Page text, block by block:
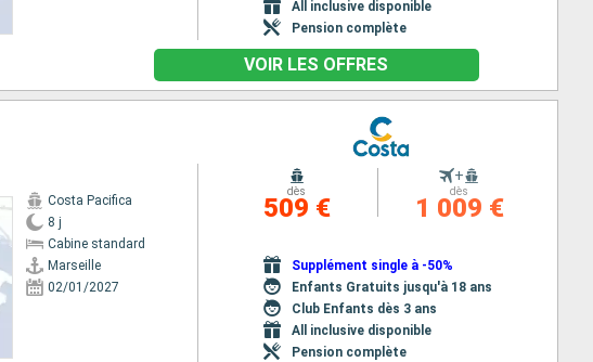
All inclusive disponible
Pension complète
VOIR LES OFFRES
Costa Pacifica
8 j
Cabine standard
Marseille
02/01/2027
dès
509 €
+
dès
1 009 €
Supplément single à -50%
Enfants Gratuits jusqu'à 18 ans
Club Enfants dès 3 ans
All inclusive disponible
Pension complète